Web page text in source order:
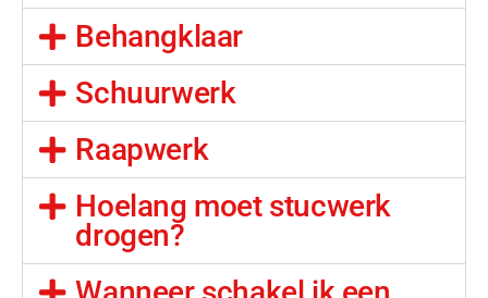
Behangklaar
Schuurwerk
Raapwerk
Hoelang moet stucwerk
drogen?